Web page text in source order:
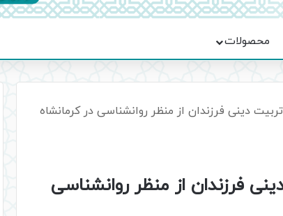
محصولات
دینی فرزندان از منظر روانشناسی در کرمانشاه
فرزندان از منظر روانشناسی